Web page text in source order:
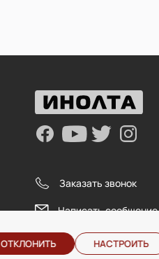
Заказать звонок
Написать сообщение
ОТКЛОНИТЬ НАСТРОИТЬ